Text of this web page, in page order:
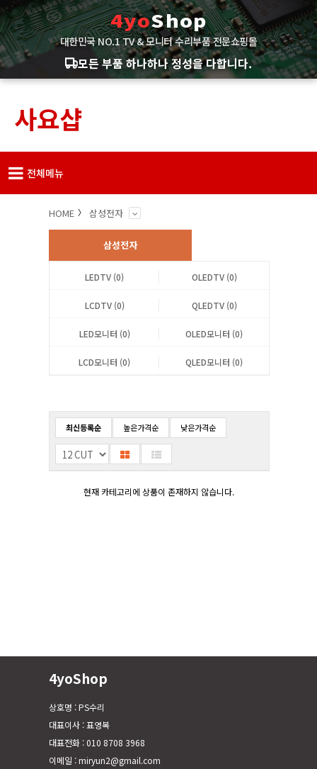
4yoShop
대한민국 NO.1 TV & 모니터 수리부품 전문쇼핑몰
모든 부품 하나하나 정성을 다합니다.
사요샵
전체메뉴
HOME 삼성전자
삼성전자
LEDTV (0) OLEDTV (0)
LCDTV (0) QLEDTV (0)
LED모니터 (0) OLED모니터 (0)
LCD모니터 (0) QLED모니터 (0)
최신등록순 높은가격순 낮은가격순
현재 카테고리에 상품이 존재하지 않습니다.
4yoShop
상호명 : PS수리
대표이사 : 표영복
대표전화 : 010 8708 3968
이메일 : miryun2@gmail.com